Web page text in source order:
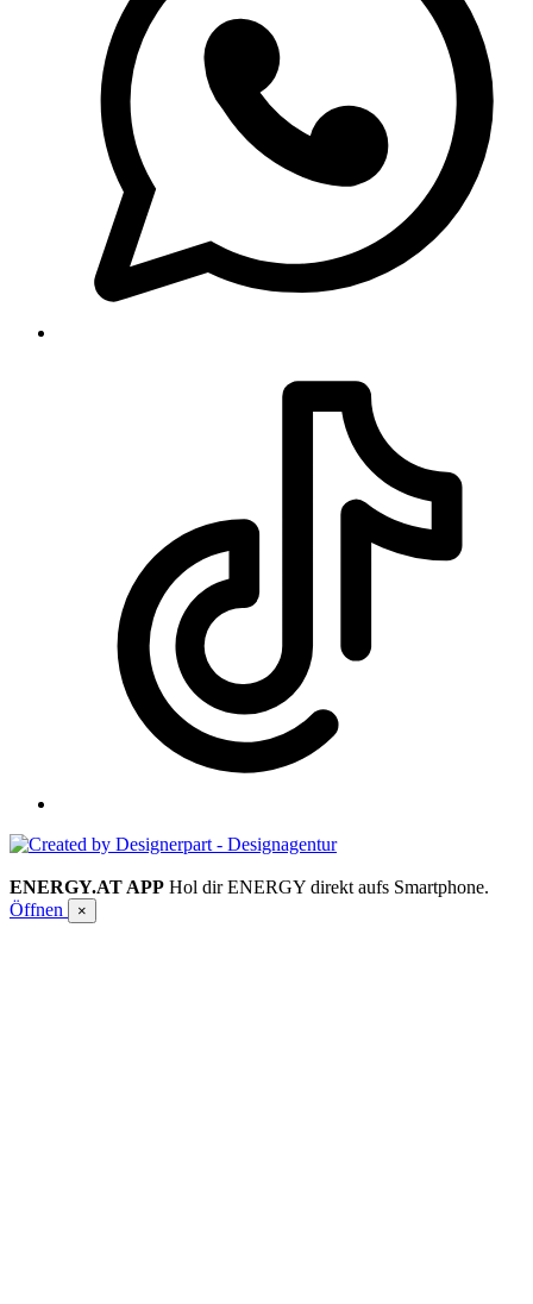
ENERGY.AT APP Hol dir ENERGY direkt aufs Smartphone.
Öffnen
×